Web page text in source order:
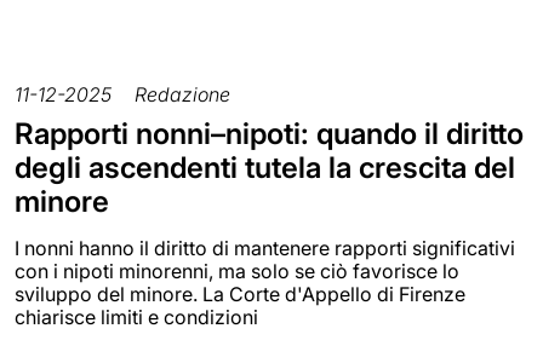
11-12-2025 Redazione
Rapporti nonni–nipoti: quando il diritto
degli ascendenti tutela la crescita del
minore
I nonni hanno il diritto di mantenere rapporti significativi
con i nipoti minorenni, ma solo se ciò favorisce lo
sviluppo del minore. La Corte d'Appello di Firenze
chiarisce limiti e condizioni